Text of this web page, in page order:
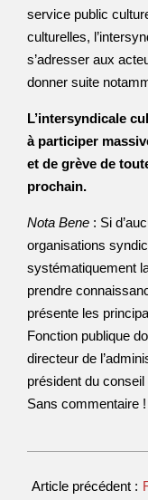
service public
culturelles,
s’adresser aux
donner suite
L’intersyndicale
à participer
et de grève de
prochain.
Nota Bene : Si
organisations
systématiquement
prendre
présente les
Fonction publique
directeur de
président du conseil
Sans commentaire !
Article précédent :